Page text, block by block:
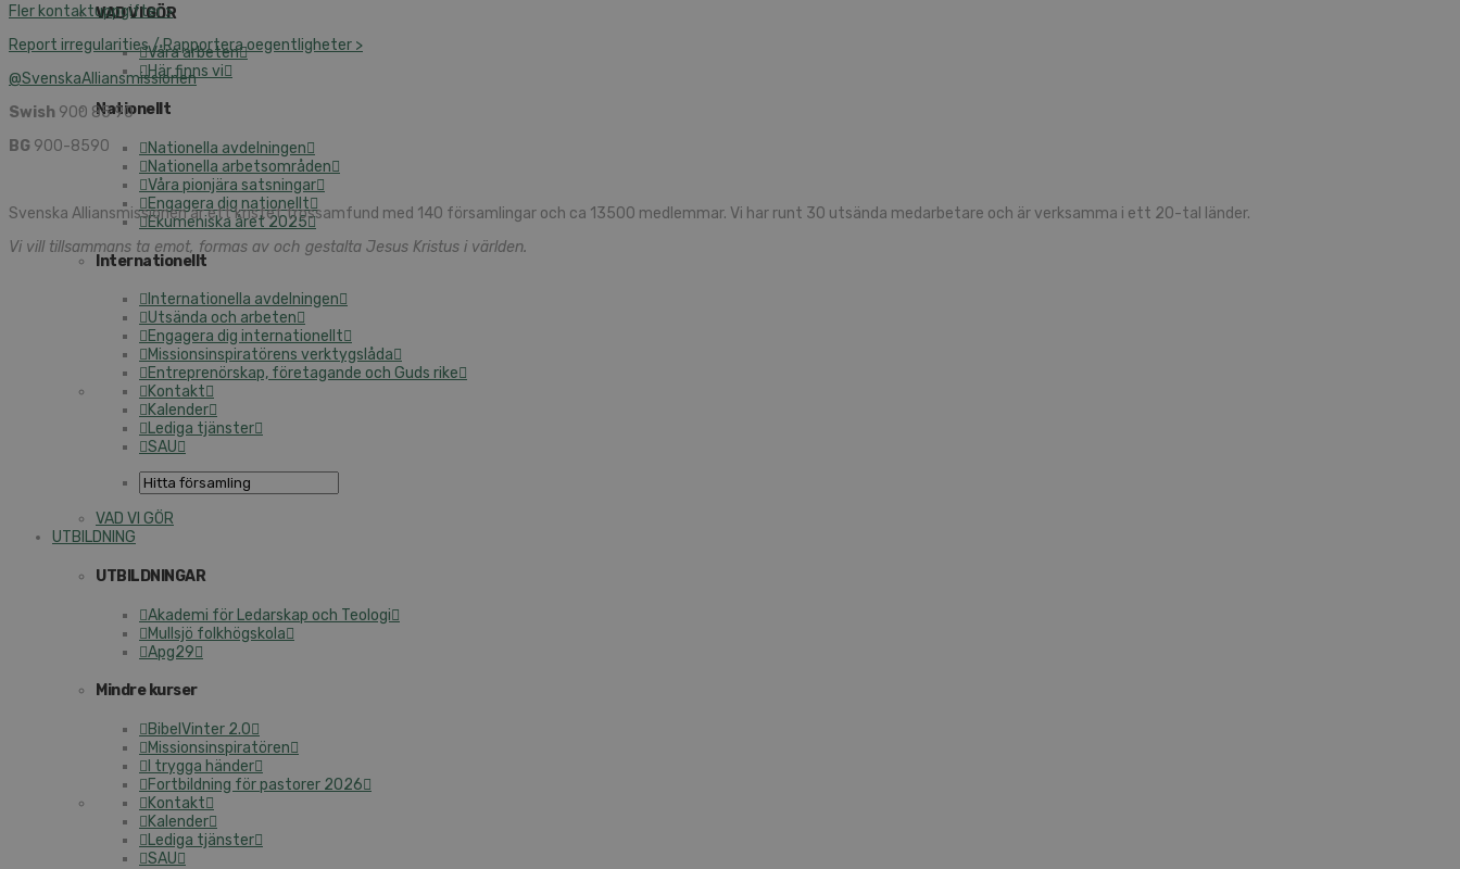
VAD VI GÖR
Våra arbeten
Här finns vi
Nationellt
Nationella avdelningen
Nationella arbetsområden
Våra pionjära satsningar
Engagera dig nationellt
Ekumeniska året 2025
Internationellt
Internationella avdelningen
Utsända och arbeten
Engagera dig internationellt
Missionsinspiratörens verktygslåda
Entreprenörskap, företagande och Guds rike
Kontakt
Kalender
Lediga tjänster
SAU
VAD VI GÖR
UTBILDNING
UTBILDNINGAR
Akademi för Ledarskap och Teologi
Mullsjö folkhögskola
Apg29
Mindre kurser
BibelVinter 2.0
Missionsinspiratören
I trygga händer
Fortbildning för pastorer 2026
Kontakt
Kalender
Lediga tjänster
SAU
Fler kontaktuppgifter >
Report irregularities / Rapportera oegentligheter >
@SvenskaAlliansmissionen
Swish 900 85 90
BG 900-8590
Svenska Alliansmissionen är ett kristet trossamfund med 140 församlingar och ca 13500 medlemmar. Vi har runt 30 utsända medarbetare och är verksamma i ett 20-tal länder.
Vi vill tillsammans ta emot, formas av och gestalta Jesus Kristus i världen.